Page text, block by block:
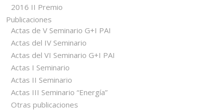
2016 II Premio
Publicaciones
Actas de V Seminario G+I PAI
Actas del IV Seminario
Actas del VI Seminario G+I PAI
Actas I Seminario
Actas II Seminario
Actas III Seminario “Energía”
Otras publicaciones